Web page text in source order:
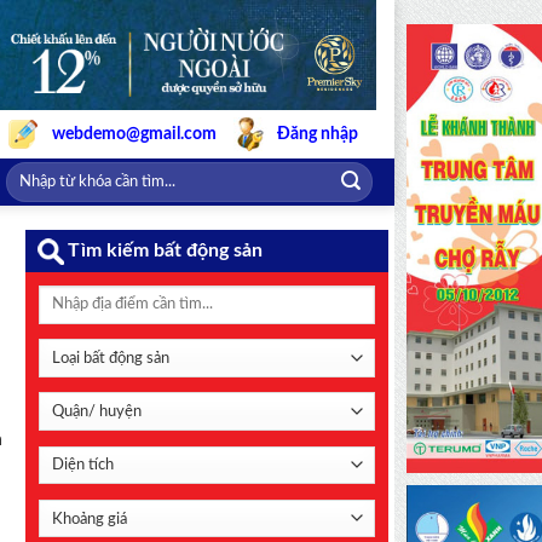
webdemo@gmail.com Đăng nhập
Tìm kiếm bất động sản